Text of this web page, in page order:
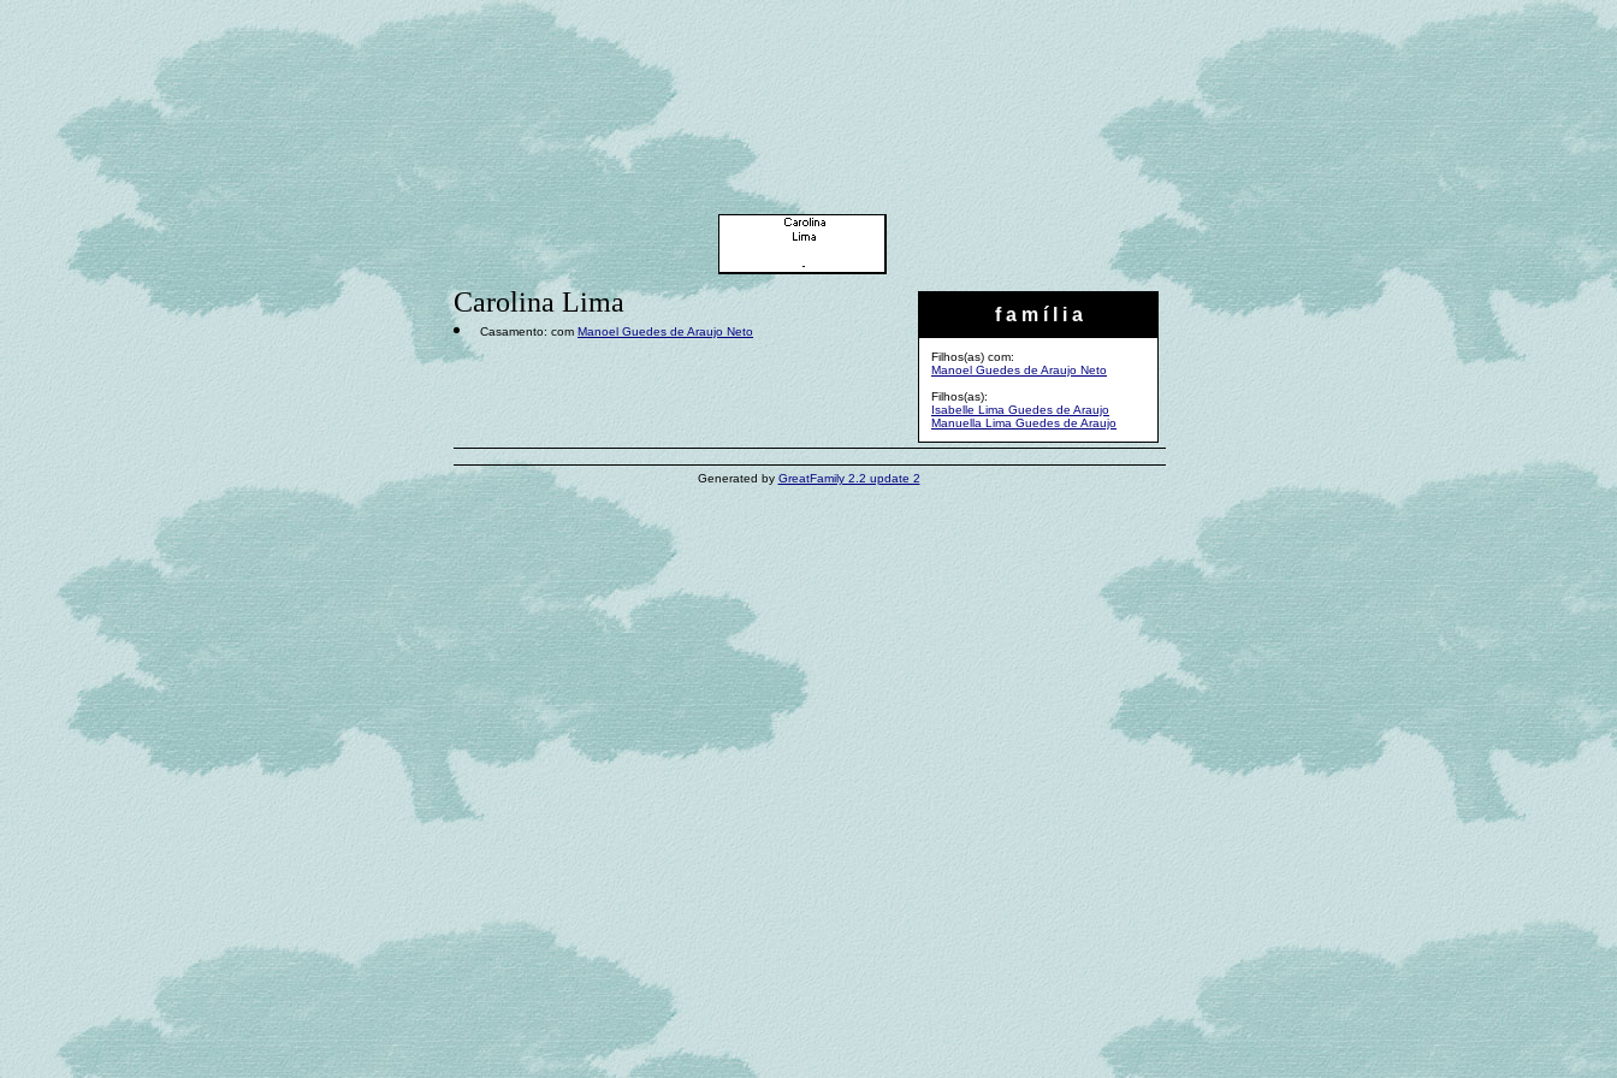
f a m í l i a
Filhos(as) com:
Manoel Guedes de Araujo Neto
Filhos(as):
Isabelle Lima Guedes de Araujo
Manuella Lima Guedes de Araujo
Carolina Lima
Casamento: com Manoel Guedes de Araujo Neto
Generated by GreatFamily 2.2 update 2